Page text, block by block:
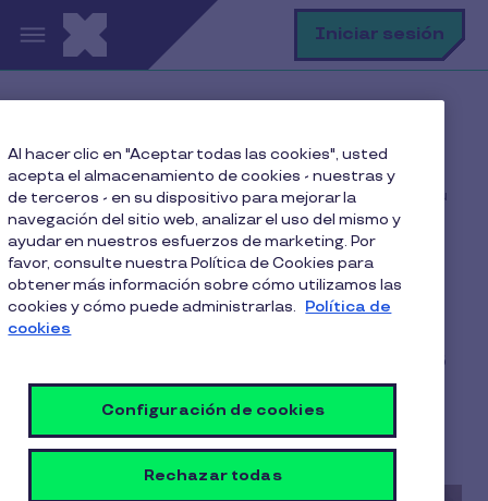
Pasar al contenido principal Iniciar sesión
Productividad Laboral
Así es cómo puedes establecer metas anuales para tu
equipo
Así es cómo puedes
establecer metas anuales
para tu equipo
6 Min de Lectura 1 Diciembre 2023
Al hacer clic en "Aceptar todas las cookies", usted
acepta el almacenamiento de cookies - nuestras y
de terceros - en su dispositivo para mejorar la
navegación del sitio web, analizar el uso del mismo y
ayudar en nuestros esfuerzos de marketing. Por
favor, consulte nuestra Política de Cookies para
obtener más información sobre cómo utilizamos las
cookies y cómo puede administrarlas. Política de
cookies
Configuración de cookies
Rechazar todas